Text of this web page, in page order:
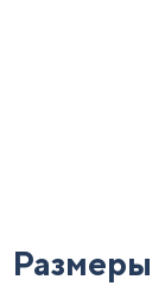
Размеры